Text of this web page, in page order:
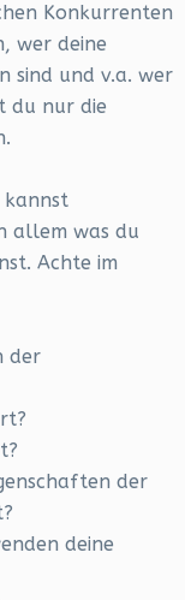
Konkurrenten
wer deine
sind und v.a. wer
du nur die
kannst
allem was du
Achte im
der
der
deine